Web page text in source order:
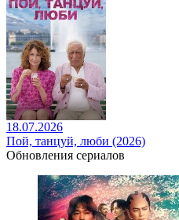
18.07.2026
Пой, танцуй, люби (2026)
Обновления сериалов